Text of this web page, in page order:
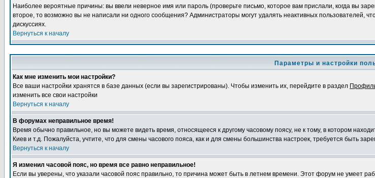
Наиболее вероятные причины: вы ввели неверное имя или пароль (проверьте письмо, которое вам прислали, когда вы
второе, то возможно вы не написали ни одного сообщения? Администраторы могут удалять неактивных пользователей,
дискуссиях.
Вернуться к началу
Параметры и настройки
Как мне изменить мои настройки?
Все ваши настройки хранятся в базе данных (если вы зарегистрированы). Чтобы изменить их, перейдите в раздел
изменить все свои настройки
Вернуться к началу
В форумах неправильное время!
Время обычно правильное, но вы можете видеть время, относящееся к другому часовому поясу, не к тому, в котором
Киев и т.д. Пожалуйста, учтите, что для смены часового пояса, как и для смены большинства настроек, требуется быть
Вернуться к началу
Я изменил часовой пояс, но время все равно неправильное!
Если вы уверены, что указали часовой пояс правильно, то причина может быть в летнем времени. Этот форум не умеет